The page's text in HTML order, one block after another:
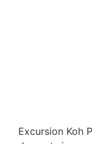
Excursion Koh